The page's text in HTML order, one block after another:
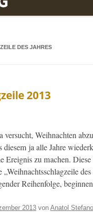
DES JAHRES
2013
Wei­h­nacht­en
diesem ja alle Jahre
Ereig­nis zu machen.
Rei­hen­folge,
2013 von Anatol